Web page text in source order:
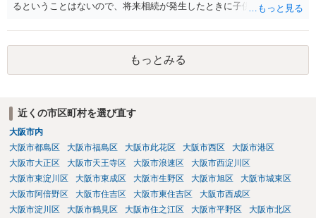
るということはないので、将来相続が発生したときに子供が負債を相
段をとることもありますが、今の世代のうちに借金は処理することが
望ましいです。
もっとみる
近くの市区町村を選び直す
大阪市内
大阪市都島区
大阪市福島区 大阪市此花区 大阪市西区
大阪市港区
大阪市大正区
大阪市天王寺区 大阪市浪速区
大阪市西淀川区
大阪市東淀川区
大阪市東成区 大阪市生野区 大阪市旭区
大阪市城東区
大阪市阿倍野区
大阪市住吉区 大阪市東住吉区
大阪市西成区
大阪市淀川区
大阪市鶴見区 大阪市住之江区 大阪市平野区
大阪市北区